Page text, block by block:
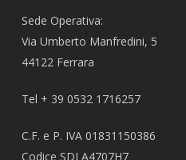
Sede Operativa:
Via Umberto Manfredini, 5
44122 Ferrara
Tel + 39 0532 1716257
C.F. e P. IVA 01831150386
Codice SDI A4707H7